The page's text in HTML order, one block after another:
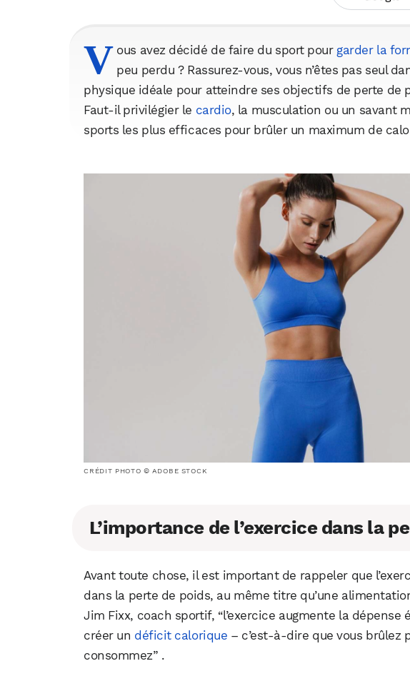
V ous avez décidé de faire du sport pour garder la
peu perdu ? Rassurez-vous, vous n’êtes pas seul
physique idéale pour atteindre ses objectifs de perte de
Faut-il privilégier le cardio, la musculation ou un savant
sports les plus efficaces pour brûler un maximum de
CRÉDIT PHOTO © ADOBE STOCK
L’importance de l’exercice dans la
Avant toute chose, il est important de rappeler que
dans la perte de poids, au même titre qu’une
Jim Fixx, coach sportif, “l’exercice augmente la dépense
créer un déficit calorique – c’est-à-dire que vous brûlez
consommez” .